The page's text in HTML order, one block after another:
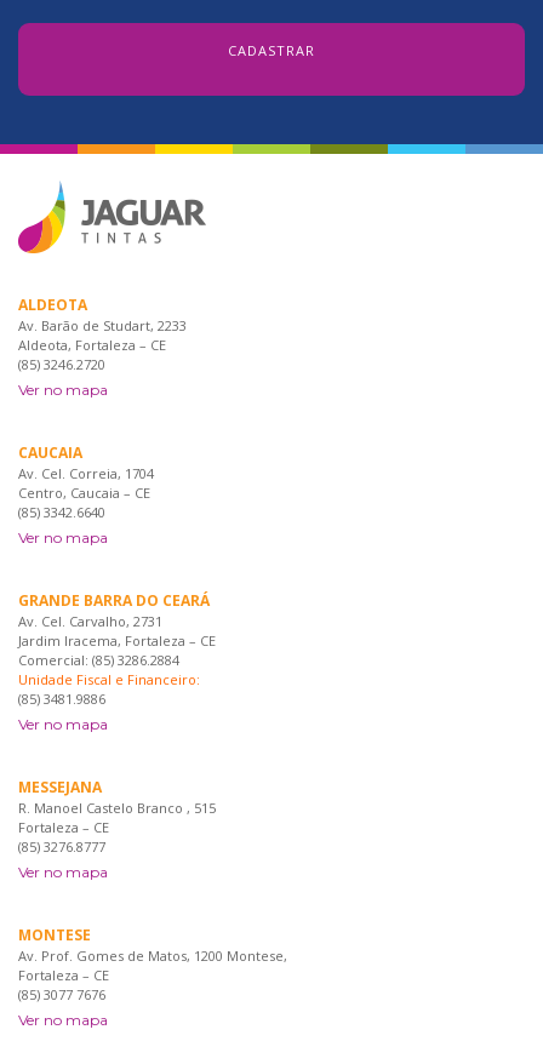
ALDEOTA
Av. Barão de Studart, 2233
Aldeota, Fortaleza – CE
(85) 3246.2720
Ver no mapa
CAUCAIA
Av. Cel. Correia, 1704
Centro, Caucaia – CE
(85) 3342.6640
Ver no mapa
GRANDE BARRA DO CEARÁ
Av. Cel. Carvalho, 2731
Jardim Iracema, Fortaleza – CE
Comercial: (85) 3286.2884
Unidade Fiscal e Financeiro:
(85) 3481.9886
Ver no mapa
MESSEJANA
R. Manoel Castelo Branco , 515
Fortaleza – CE
(85) 3276.8777
Ver no mapa
MONTESE
Av. Prof. Gomes de Matos, 1200 Montese,
Fortaleza – CE
(85) 3077 7676
Ver no mapa